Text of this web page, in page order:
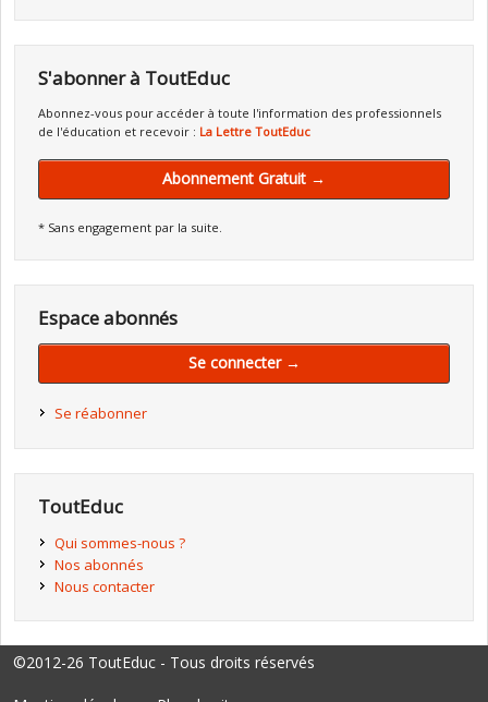
S'abonner à ToutEduc
Abonnez-vous pour accéder à toute l'information des professionnels
de l'éducation et recevoir : La Lettre ToutEduc
Abonnement Gratuit →
* Sans engagement par la suite.
Espace abonnés
Se connecter →
Se réabonner
ToutEduc
Qui sommes-nous ?
Nos abonnés
Nous contacter
©2012-26 ToutEduc - Tous droits réservés